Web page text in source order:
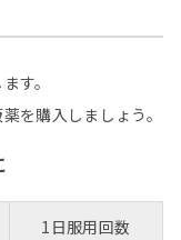
す。
を購入しましょう。
1日服用回数